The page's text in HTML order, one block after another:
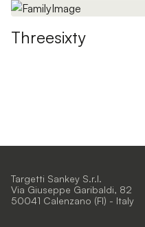
Threesixty
Targetti Sankey S.r.l.
Via Giuseppe Garibaldi, 82
50041 Calenzano (FI) - Italy